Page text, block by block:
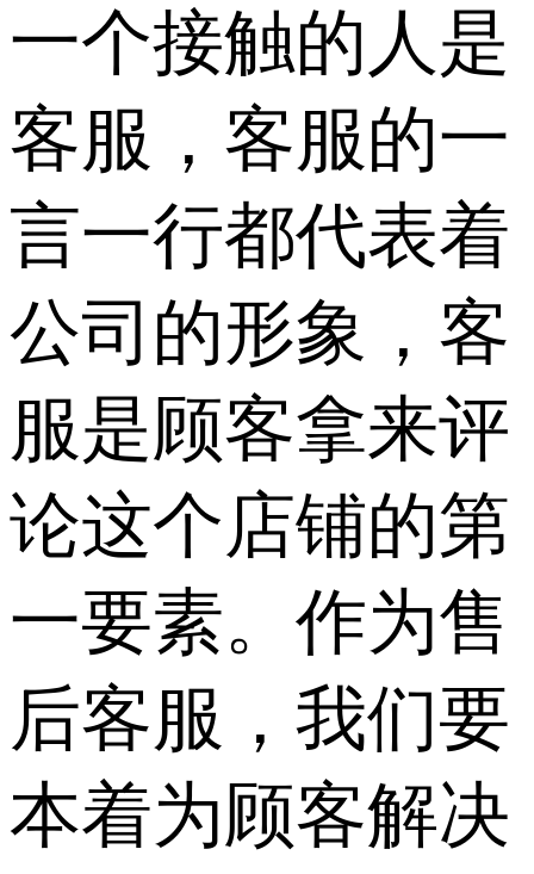
一个接触的人是
客服，客服的一
言一行都代表着
公司的形象，客
服是顾客拿来评
论这个店铺的第
一要素。作为售
后客服，我们要
本着为顾客解决